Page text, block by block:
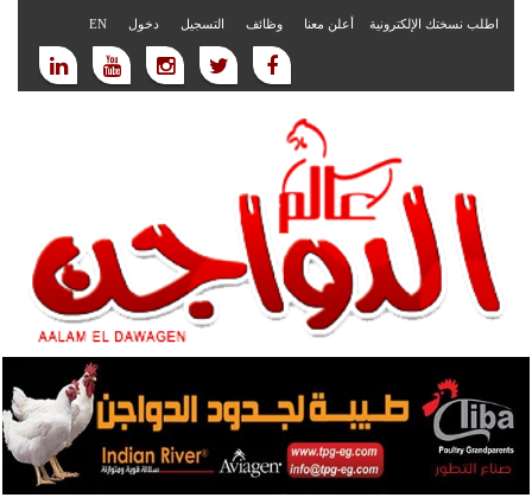
اطلب نسختك الإلكترونية أعلن معنا وظائف التسجيل دخول EN